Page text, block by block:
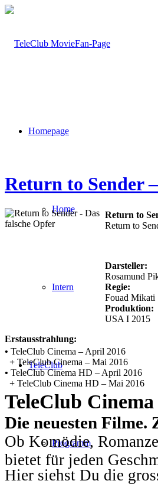
Homepage
Home
Intern
TeleClub
Programm
Return to Sender
Return to
Return to
Darsteller:
Rosamund
Regie:
Fouad Mikati
Produktion:
USA I 2015
Erstausstrahlung:
• TeleClub Cinema – April 2016
+ TeleClub Cinema – Mai 2016
• TeleClub Cinema HD – April 2016
+ TeleClub Cinema HD – Mai 2016
TeleClub Cinema
Die neuesten Filme.
Ob Komödie,
bietet für jeden
Hier siehst Du die